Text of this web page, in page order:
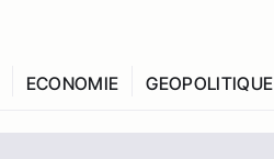
ECONOMIE GEOPOLITIQUE